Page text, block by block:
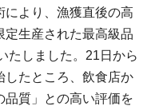
より、漁獲直後の高
定生産された最高級品
たしました。21日から
したところ、飲食店か
品質」との高い評価を